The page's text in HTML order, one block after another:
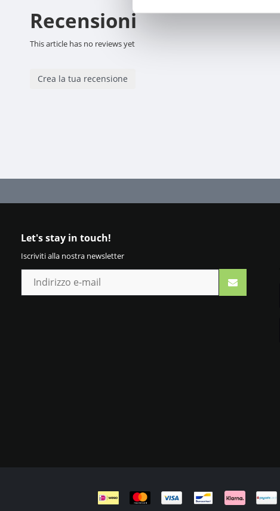
Small (15 cm): cani fino a 15 chili
Recensioni
This article has no reviews yet
Crea la tua recensione
Let's stay in touch!
Iscriviti alla nostra newsletter